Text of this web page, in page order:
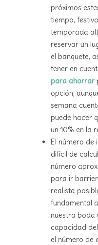
próximos
tiempo,
temporada
reservar un
el banquete,
tener en
para ahorrar
opción,
semana
puede hacer
un 10% en la
El número de
difícil de
número
para ir
realista
fundamental
nuestra boda
capacidad
el número de